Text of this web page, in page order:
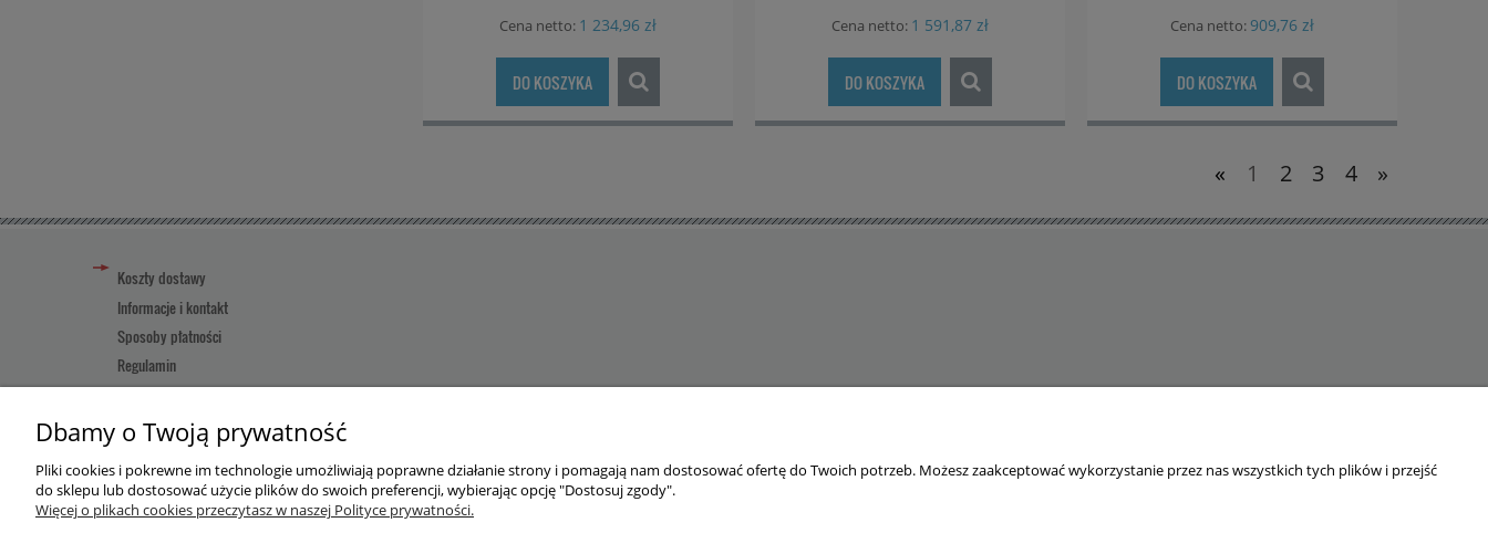
Cena netto: 1 234,96 zł
DO KOSZYKA
Cena netto: 1 591,87 zł
DO KOSZYKA
Cena netto: 909,76 zł
DO KOSZYKA
« 1 2 3 4 »
Koszty dostawy
Informacje i kontakt
Sposoby płatności
Regulamin
Reklamacja towaru
Pomoc
Użytkowanie sklepu oznacza zgodę na wykorzystywanie plików cookies. Szczegółowe informacje w regulaminie.
Dbamy o Twoją prywatność
Pliki cookies i pokrewne im technologie umożliwiają poprawne działanie strony i pomagają nam dostosować ofertę do Twoich potrzeb. Możesz zaakceptować wykorzystanie przez nas wszystkich tych plików i przejść
do sklepu lub dostosować użycie plików do swoich preferencji, wybierając opcję "Dostosuj zgody".
Więcej o plikach cookies przeczytasz w naszej Polityce prywatności.